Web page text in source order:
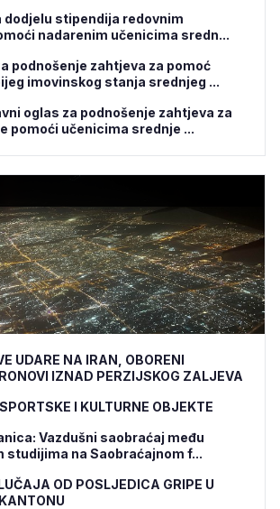
dodjelu stipendija redovnim
nadarenim učenicima sredn...
podnošenje zahtjeva za pomoć
imovinskog stanja srednjeg ...
oglas za podnošenje zahtjeva za
pomoći učenicima srednje ...
UDARE NA IRAN, OBORENI
IZNAD PERZIJSKOG ZALJEVA
I KULTURNE OBJEKTE
Vazdušni saobraćaj među
na Saobraćajnom f...
OD POSLJEDICA GRIPE U